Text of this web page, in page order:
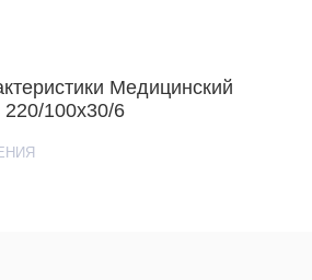
Медицинский
100х30/6